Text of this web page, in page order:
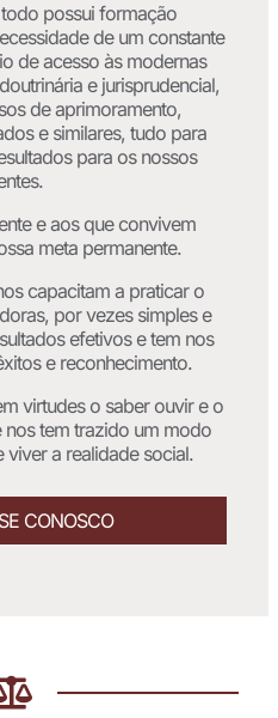
possui formação
de um constante
de acesso às modernas
e jurisprudencial,
de aprimoramento,
e similares, tudo para
para os nossos
e aos que convivem
meta permanente.
capacitam a praticar o
por vezes simples e
efetivos e tem nos
e reconhecimento.
virtudes o saber ouvir e o
tem trazido um modo
viver a realidade social.
CONOSCO